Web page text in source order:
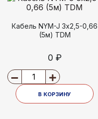
Кабель NYM-J 3х2,5-0,66
(5м) TDM
0 ₽
В КОРЗИНУ